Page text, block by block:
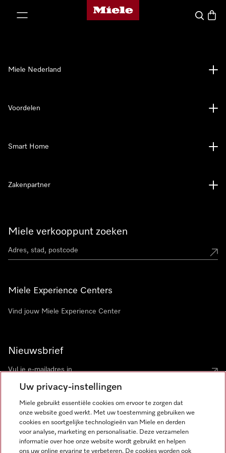
Homepage van Miele
Wat zoek
Miele verkooppunt zoeken
Miele Experience Centers
Vind jouw Miele Experience Center
Nieuwsbrief
Miele Nederland
Voordelen
Smart Home
Zakenpartner
Miele op Instagram
Miele op Facebook
Miele op Youtube
Uw privacy-instellingen
Miele gebruikt essentiële cookies om ervoor te zorgen dat
onze website goed werkt. Met uw toestemming gebruiken we
cookies en soortgelijke technologieën van Miele en derden
voor analyse, marketing en personalisatie. Deze verzamelen
informatie over hoe onze website wordt gebruikt en helpen
ons uw online ervaring te verbeteren. De cookies worden ook